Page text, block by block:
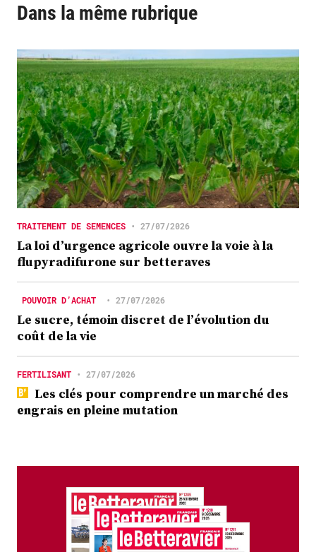
Dans la même rubrique
TRAITEMENT DE SEMENCES • 27/07/2026
La loi d’urgence agricole ouvre la voie à la
flupyradifurone sur betteraves
POUVOIR D’ACHAT • 27/07/2026
Le sucre, témoin discret de l’évolution du
coût de la vie
FERTILISANT • 27/07/2026
Les clés pour comprendre un marché des
engrais en pleine mutation